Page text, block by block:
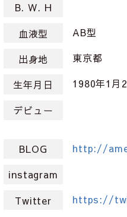
B. W. H
血液型
AB型
出身地 東京都
生年月日 1980年1月
デビュー
BLOG http://
instagram
Twitter
https://